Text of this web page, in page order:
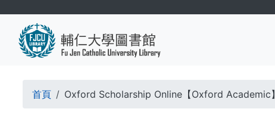
導
首頁 Oxford Scholarship Online【Oxford Academic】